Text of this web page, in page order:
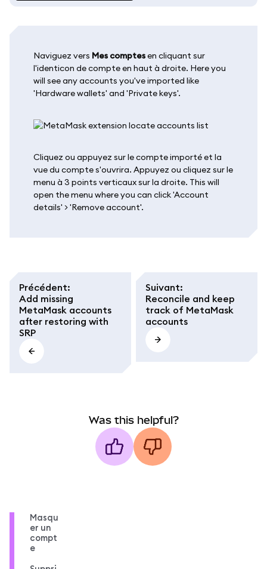
Naviguez vers Mes comptesen cliquant sur
l'identicon de compte en haut à droite. Here you
will see any accounts you've imported like
'Hardware wallets' and 'Private keys'.
Cliquez ou appuyez sur le compte importé et la
vue du compte s'ouvrira. Appuyez ou cliquez sur le
menu à 3 points verticaux sur la droite. This will
open the menu where you can click 'Account
details' > 'Remove account'.
Précédent:
Add missing
MetaMask accounts
after restoring with
SRP
Suivant:
Reconcile and keep
track of MetaMask
accounts
Was this helpful?
Masqu
er un
compt
e